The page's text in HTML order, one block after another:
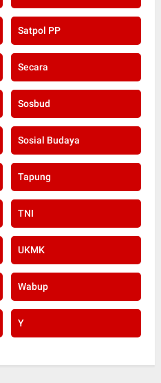
Satpol PP
Secara
Sosbud
Sosial Budaya
Tapung
TNI
UKMK
Wabup
Y